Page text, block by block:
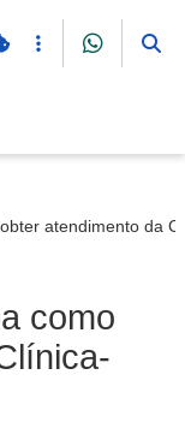
atendimento da
como